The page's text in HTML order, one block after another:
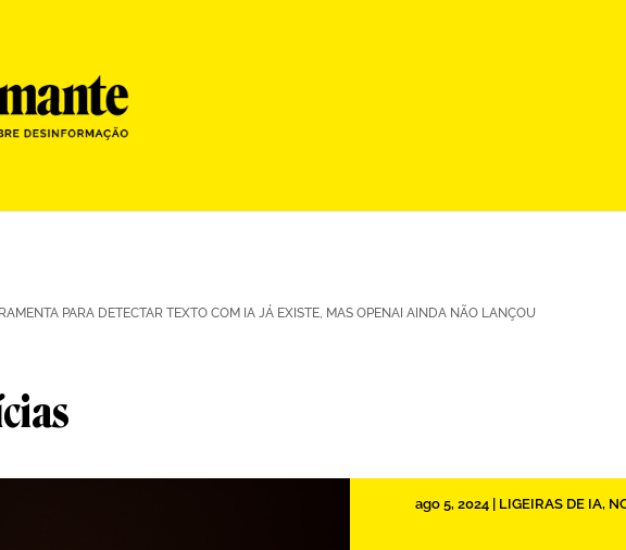
PARA DETECTAR TEXTO COM IA JÁ EXISTE, MAS OPENAI AINDA NÃO LANÇOU
ago 5, 2024| LIGEIRAS DE IA,